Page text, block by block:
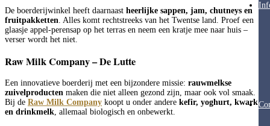
De boerderijwinkel heeft daarnaast heerlijke sappen, jam, chutneys en
fruitpakketten . Alles komt rechtstreeks van het Twentse land. Proef een
glaasje appel-perensap op het terras en neem een kratje mee naar huis –
verser wordt het niet.
Raw Milk Company – De Lutte
Een innovatieve boerderij met een bijzondere missie: rauwmelkse
zuivelproducten maken die niet alleen gezond zijn, maar ook vol smaak.
Bij de Raw Milk Company koopt u onder andere kefir, yoghurt, kwark
en drinkmelk, allemaal biologisch en onbewerkt.